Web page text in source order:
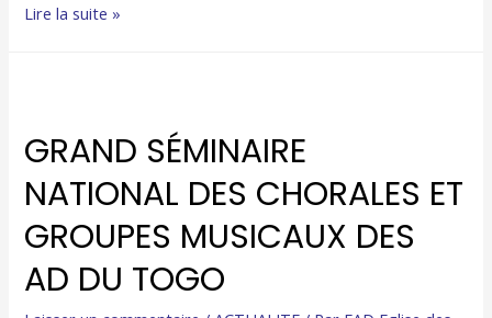
Lire la suite »
GRAND SÉMINAIRE
NATIONAL DES CHORALES ET
GROUPES MUSICAUX DES
AD DU TOGO